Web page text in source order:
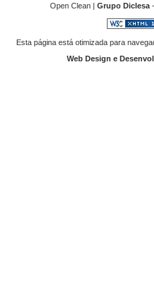
Open Clean | Grupo Diclesa-
Esta página está otimizada para
Web Design e